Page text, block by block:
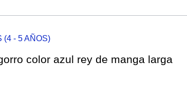
(4 - 5 AÑOS)
color azul rey de manga larga